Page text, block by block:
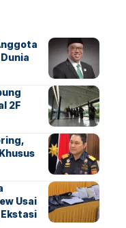
2F
Usai